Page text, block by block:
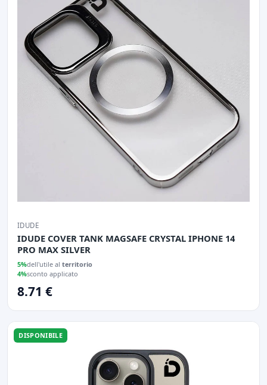
IDUDE
IDUDE COVER TANK MAGSAFE CRYSTAL IPHONE 14
PRO MAX SILVER
5%dell'utile al territorio
4%sconto applicato
8.71 €
DISPONIBILE